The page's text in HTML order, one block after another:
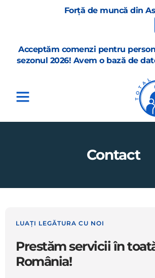
Forță de muncă din
Acceptăm comenzi pentru
sezonul 2026! Avem o bază de
Contact
LUAȚI LEGĂTURA CU NOI
Prestăm servicii în
România!